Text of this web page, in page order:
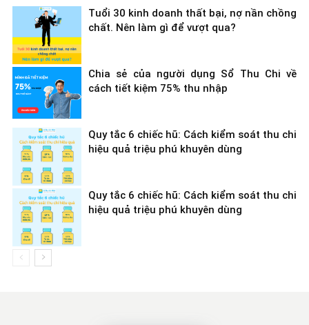
Tuổi 30 kinh doanh thất bại, nợ nần chồng
chất. Nên làm gì để vượt qua?
Chia sẻ của người dụng Sổ Thu Chi về
cách tiết kiệm 75% thu nhập
Quy tắc 6 chiếc hũ: Cách kiểm soát thu chi
hiệu quả triệu phú khuyên dùng
Quy tắc 6 chiếc hũ: Cách kiểm soát thu chi
hiệu quả triệu phú khuyên dùng